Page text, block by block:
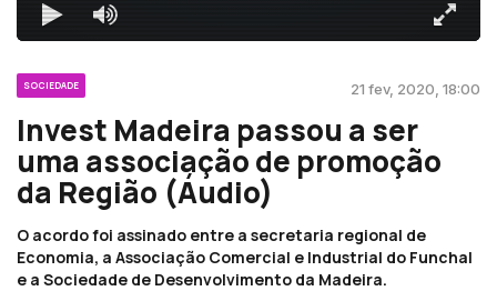
SOCIEDADE 21 fev, 2020, 18:00
Invest Madeira passou a ser
uma associação de promoção
da Região (Áudio)
O acordo foi assinado entre a secretaria regional de
Economia, a Associação Comercial e Industrial do Funchal
e a Sociedade de Desenvolvimento da Madeira.